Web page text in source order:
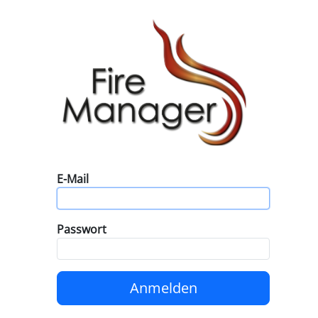
E-Mail
Passwort